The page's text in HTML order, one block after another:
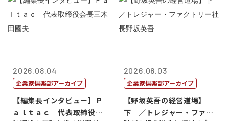
2026.08.04
企業家倶楽部アーカイブ
【編集長インタビュー】Ｐ
ａｌｔａｃ 代表取締役会
2026.08.03
企業家倶楽部アーカイブ
【野坂英吾の経営道場】
下 ／トレジャー・ファク